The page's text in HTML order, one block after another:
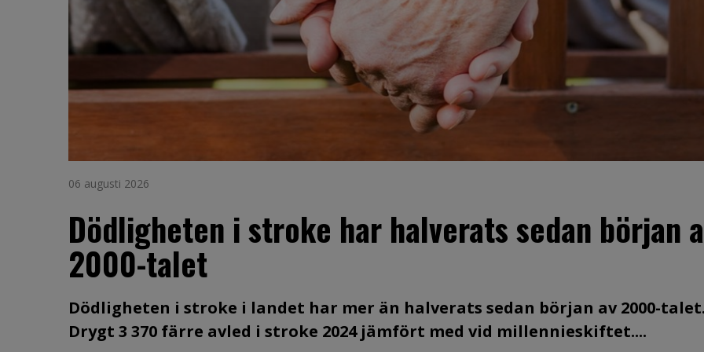
06 augusti 2026
Dödligheten i stroke har halverats sedan början
2000-talet
Dödligheten i stroke i landet har mer än halverats sedan början av 2000-
Drygt 3 370 färre avled i stroke 2024 jämfört med vid millennieskiftet....